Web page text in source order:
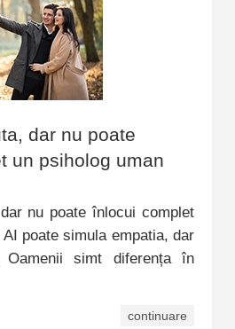
dar nu poate
un psiholog uman
nu poate înlocui complet
poate simula empatia, dar
simt diferența în
continuare